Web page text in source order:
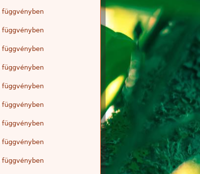
függvényben
függvényben
függvényben
függvényben
függvényben
függvényben
függvényben
függvényben
függvényben